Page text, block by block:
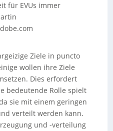
für EVUs immer
Ziele in puncto
wollen ihre Ziele
Dies erfordert
bedeutende Rolle spielt
sie mit einem geringen
verteilt werden kann.
und -verteilung